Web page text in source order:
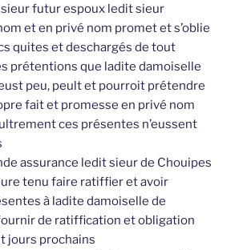
futur espoux ledit sieur
et en privé nom promet et s’oblie
quites et deschargés de tout
prétentions que ladite damoiselle
peu, peult et pourroit prétendre
fait et promesse en privé nom
ces présentes n’eussent
assurance ledit sieur de Chouipes
tenu faire ratiffier et avoir
à ladite damoiselle de
de ratiffication et obligation
jours prochains